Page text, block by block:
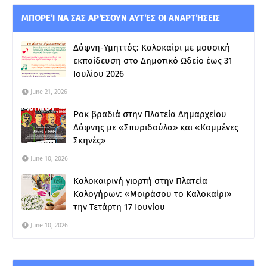
ΜΠΟΡΕΊ ΝΑ ΣΑΣ ΑΡΈΣΟΥΝ ΑΥΤΈΣ ΟΙ ΑΝΑΡΤΉΣΕΙΣ
Δάφνη-Υμηττός: Καλοκαίρι με μουσική
εκπαίδευση στο Δημοτικό Ωδείο έως 31
Ιουλίου 2026
June 21, 2026
Ροκ βραδιά στην Πλατεία Δημαρχείου
Δάφνης με «Σπυριδούλα» και «Κομμένες
Σκηνές»
June 10, 2026
Καλοκαιρινή γιορτή στην Πλατεία
Καλογήρων: «Μοιράσου το Καλοκαίρι»
την Τετάρτη 17 Ιουνίου
June 10, 2026